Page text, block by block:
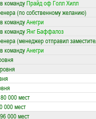
командуПрайд оф Голл Хилл
(по собственному желанию)
командуАнегри
командуЯнг Баффалоз
(менеджер отправил
командуАнегри
000 мест
000 мест
000 мест